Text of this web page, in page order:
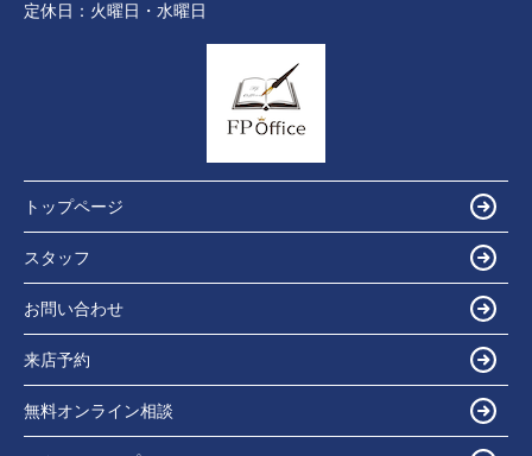
定休日： 火曜日・水曜日
トップページ
スタッフ
お問い合わせ
来店予約
無料オンライン相談